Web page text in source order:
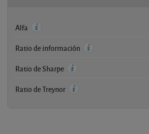
Alfa
Ratio de información
Ratio de Sharpe
Ratio de Treynor